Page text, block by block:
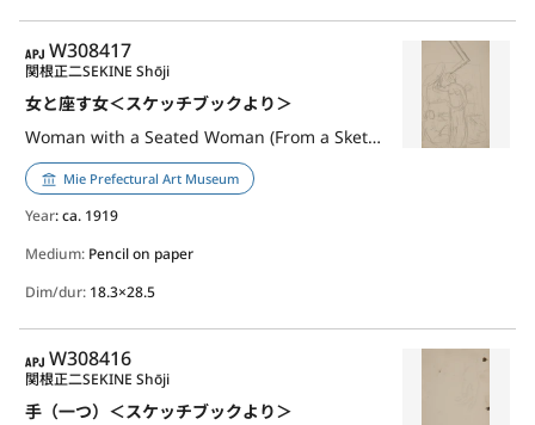
APJ
W308417
女と座す女＜スケッチブックより＞
Woman with a Seated Woman (From a Sketchbook)
関根正二SEKINE Shōji
Mie Prefectural Art Museum
Year: ca. 1919
Medium: Pencil on paper
Dim/dur: 18.3×28.5
APJ
W308416
手（一つ）＜スケッチブックより＞
関根正二SEKINE Shōji